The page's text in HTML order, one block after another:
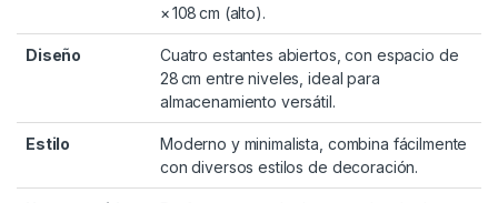
× 108 cm (alto).
Diseño
Cuatro estantes abiertos, con espacio de
28 cm entre niveles, ideal para
almacenamiento versátil.
Estilo
Moderno y minimalista, combina fácilmente
con diversos estilos de decoración.